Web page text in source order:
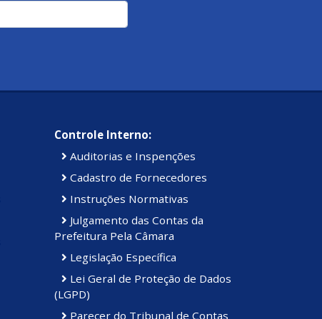
Controle Interno:
Auditorias e Inspenções
Cadastro de Fornecedores
Instruções Normativas
Julgamento das Contas da
Prefeitura Pela Câmara
Legislação Específica
Lei Geral de Proteção de Dados
(LGPD)
Parecer do Tribunal de Contas